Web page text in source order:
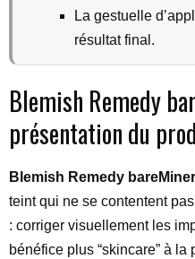
La gestuelle
résultat final.
Blemish Remedy
présentation du
Blemish Remedy
teint qui ne se contentent
: corriger visuellement les
bénéfice plus “skincare” à la